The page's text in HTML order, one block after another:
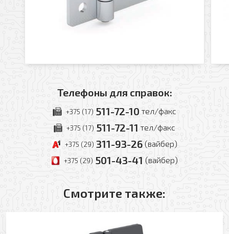
Телефоны для справок:
+375 (17) 511-72-10 тел/факс
+375 (17) 511-72-11 тел/факс
+375 (29) 311-93-26 (вайбер)
+375 (29) 501-43-41 (вайбер)
Смотрите также: